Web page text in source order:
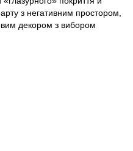
з негативним простором,
декором з вибором